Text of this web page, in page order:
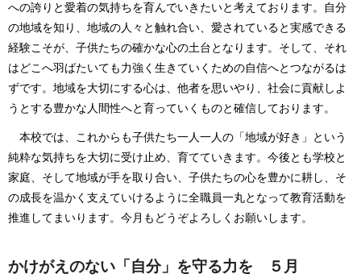
への誇りと愛着の気持ちを育んでいきたいと考えております。自分
の地域を知り、地域の人々と触れ合い、愛されていると実感できる
経験こそが、子供たちの確かな心の土台となります。そして、それ
はどこへ羽ばたいても力強く生きていくための自信へとつながるは
ずです。地域を大切にする心は、他者を思いやり、社会に貢献しよ
うとする豊かな人間性へと育っていくものと確信しております。
本校では、これからも子供たち一人一人の「地域が好き」という
純粋な気持ちを大切に受け止め、育てていきます。今後とも学校と
家庭、そして地域が手を取り合い、子供たちの心を豊かに耕し、そ
の成長を温かく支えていけるように全職員一丸となって教育活動を
推進してまいります。今月もどうぞよろしくお願いします。
かけがえのない「自分」を守る力を ５月